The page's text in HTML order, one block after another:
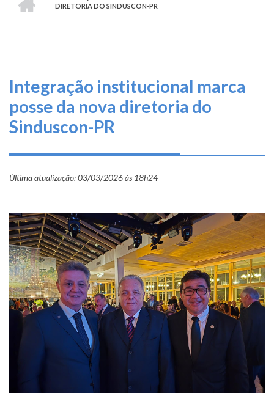
O
que
Informe-
se
Conosco
Prestação
de
Contas
TRILHA
DE
DIRETORIA DO SINDUSCON-PR
Integração institucional marca
posse da nova diretoria do
Sinduscon-PR
Última atualização:03/03/2026 às 18h24